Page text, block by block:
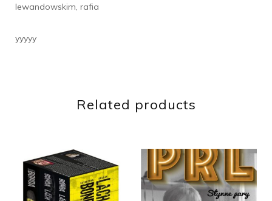
lewandowskim, rafia
yyyyy
Related products